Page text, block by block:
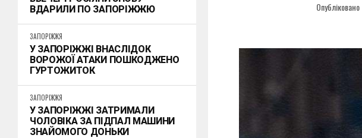
ВДАРИЛИ ПО ЗАПОРІЖЖЮ
ЗАПОРІЖЖЯ
У ЗАПОРІЖЖІ ВНАСЛІДОК
ВОРОЖОЇ АТАКИ ПОШКОДЖЕНО
ГУРТОЖИТОК
ЗАПОРІЖЖЯ
У ЗАПОРІЖЖІ ЗАТРИМАЛИ
ЧОЛОВІКА ЗА ПІДПАЛ МАШИНИ
ЗНАЙОМОГО ДОНЬКИ
Опубліковано